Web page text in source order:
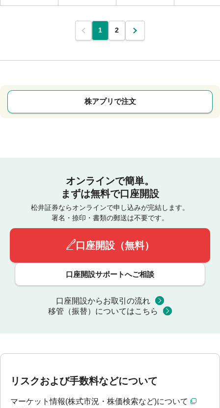
1 2
株アプリで注文
オンラインで簡単。
まずは無料で口座開設
松井証券ならオンラインで申し込みが完結します。
署名・捺印・書類の郵送は不要です。
口座開設（無料）
口座開設サポートへご相談
口座開設からお取引の流れ
移管（振替）についてはこちら
リスクおよび手数料などについて
マーケット情報(株式市況・株価検索など)について